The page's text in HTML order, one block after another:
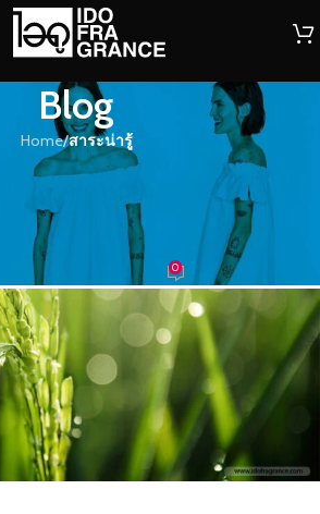
Blog
Home/สาระน่ารู้
สาระน่ารู้
วงข้าวจากท้องทุ่งก่อน
นแสงสุดท้าย
น้องน้ำหอม On 25/07/2017 0